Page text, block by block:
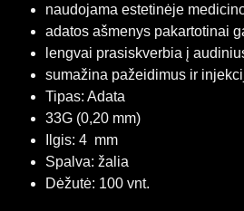
naudojama estetinėje
adatos ašmenys pakartotinai
lengvai prasiskverbia į
sumažina pažeidimus ir
Tipas: Adata
33G (0,20 mm)
Ilgis: 4 mm
Spalva: žalia
Dėžutė: 100 vnt.